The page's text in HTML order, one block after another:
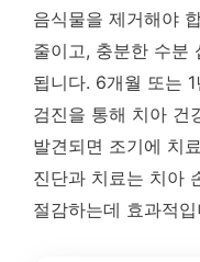
음식물을 제거해야
줄이고, 충분한 수분
됩니다. 6개월 또는
검진을 통해 치아 건
발견되면 조기에 치
진단과 치료는 치아
절감하는데 효과적입